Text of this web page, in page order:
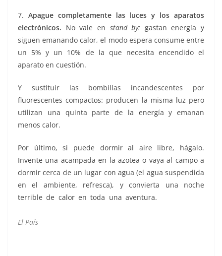
7. Apague completamente las luces y los aparatos
electrónicos. No vale en stand by: gastan energía y
siguen emanando calor, el modo espera consume entre
un 5% y un 10% de la que necesita encendido el
aparato en cuestión.
Y sustituir las bombillas incandescentes por
fluorescentes compactos: producen la misma luz pero
utilizan una quinta parte de la energía y emanan
menos calor.
Por último, si puede dormir al aire libre, hágalo.
Invente una acampada en la azotea o vaya al campo a
dormir cerca de un lugar con agua (el agua suspendida
en el ambiente, refresca), y convierta una noche
terrible de calor en toda una aventura.
El País